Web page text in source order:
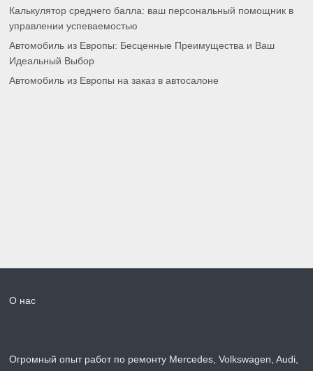
Калькулятор среднего балла: ваш персональный помощник в
управлении успеваемостью
Автомобиль из Европы: Бесценные Преимущества и Ваш
Идеальный Выбор
Автомобиль из Европы на заказ в автосалоне
О нас
Огромный опыт работ по ремонту Mercedes, Volkswagen, Audi,